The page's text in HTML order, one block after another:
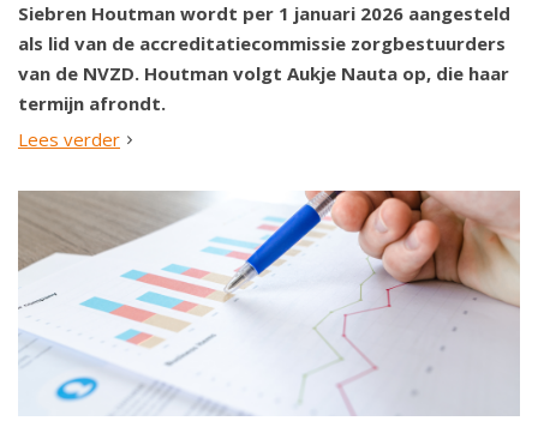
Siebren Houtman wordt per 1 januari 2026 aangesteld
als lid van de accreditatiecommissie zorgbestuurders
van de NVZD. Houtman volgt Aukje Nauta op, die haar
termijn afrondt.
Lees verder